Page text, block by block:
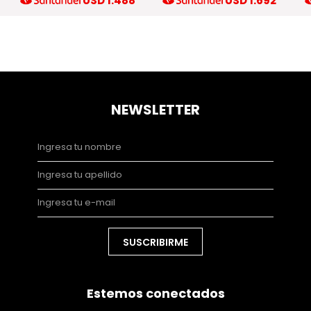
NEWSLETTER
SUSCRIBIRME
Estemos conectados